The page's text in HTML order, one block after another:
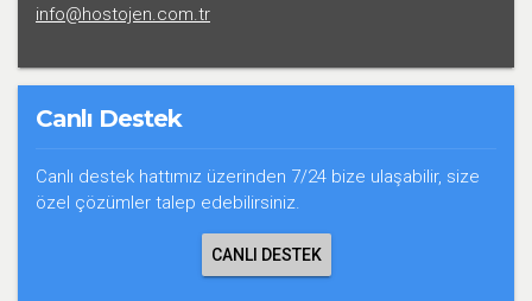
info@hostojen.com.tr
Canlı Destek
Canlı destek hattımız üzerinden 7/24 bize ulaşabilir, size
özel çözümler talep edebilirsiniz.
CANLI DESTEK